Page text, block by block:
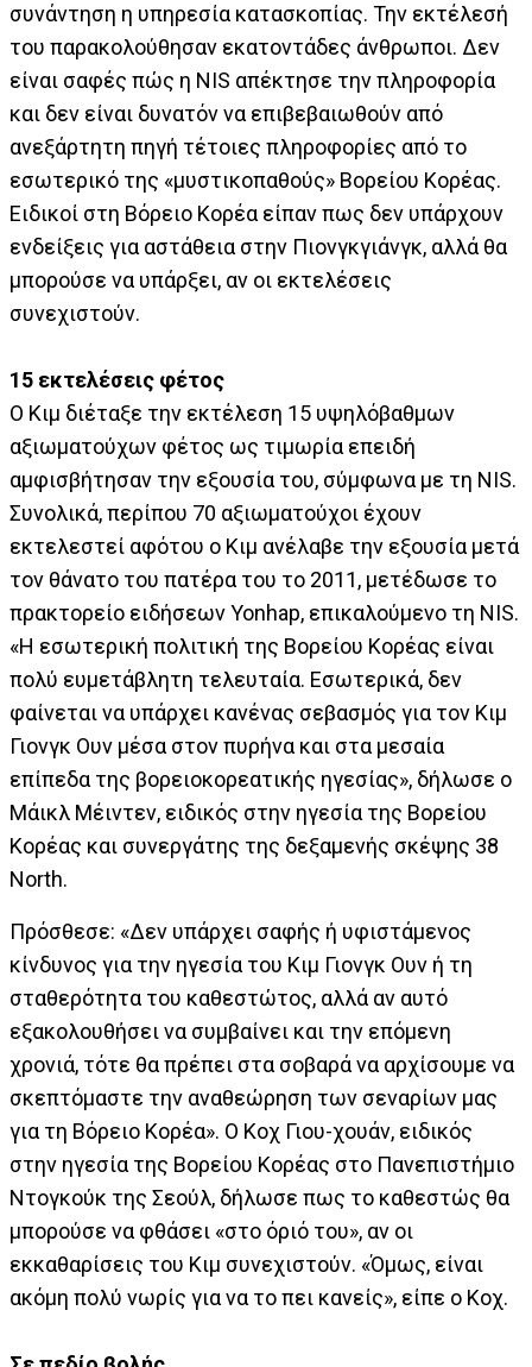
συνάντηση η υπηρεσία κατασκοπίας. Την εκτέλεσή
του παρακολούθησαν εκατοντάδες άνθρωποι. Δεν
είναι σαφές πώς η NIS απέκτησε την πληροφορία
και δεν είναι δυνατόν να επιβεβαιωθούν από
ανεξάρτητη πηγή τέτοιες πληροφορίες από το
εσωτερικό της «μυστικοπαθούς» Βορείου Κορέας.
Ειδικοί στη Βόρειο Κορέα είπαν πως δεν υπάρχουν
ενδείξεις για αστάθεια στην Πιονγκγιάνγκ, αλλά θα
μπορούσε να υπάρξει, αν οι εκτελέσεις
συνεχιστούν.
15 εκτελέσεις φέτος
Ο Κιμ διέταξε την εκτέλεση 15 υψηλόβαθμων
αξιωματούχων φέτος ως τιμωρία επειδή
αμφισβήτησαν την εξουσία του, σύμφωνα με τη NIS.
Συνολικά, περίπου 70 αξιωματούχοι έχουν
εκτελεστεί αφότου ο Κιμ ανέλαβε την εξουσία μετά
τον θάνατο του πατέρα του το 2011, μετέδωσε το
πρακτορείο ειδήσεων Yonhap, επικαλούμενο τη NIS.
«Η εσωτερική πολιτική της Βορείου Κορέας είναι
πολύ ευμετάβλητη τελευταία. Εσωτερικά, δεν
φαίνεται να υπάρχει κανένας σεβασμός για τον Κιμ
Γιονγκ Ουν μέσα στον πυρήνα και στα μεσαία
επίπεδα της βορειοκορεατικής ηγεσίας», δήλωσε ο
Μάικλ Μέιντεν, ειδικός στην ηγεσία της Βορείου
Κορέας και συνεργάτης της δεξαμενής σκέψης 38
North.
Πρόσθεσε: «Δεν υπάρχει σαφής ή υφιστάμενος
κίνδυνος για την ηγεσία του Κιμ Γιονγκ Ουν ή τη
σταθερότητα του καθεστώτος, αλλά αν αυτό
εξακολουθήσει να συμβαίνει και την επόμενη
χρονιά, τότε θα πρέπει στα σοβαρά να αρχίσουμε να
σκεπτόμαστε την αναθεώρηση των σεναρίων μας
για τη Βόρειο Κορέα». Ο Κοχ Γιου-χουάν, ειδικός
στην ηγεσία της Βορείου Κορέας στο Πανεπιστήμιο
Ντογκούκ της Σεούλ, δήλωσε πως το καθεστώς θα
μπορούσε να φθάσει «στο όριό του», αν οι
εκκαθαρίσεις του Κιμ συνεχιστούν. «Όμως, είναι
ακόμη πολύ νωρίς για να το πει κανείς», είπε ο Κοχ.